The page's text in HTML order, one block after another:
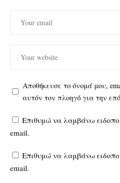
Αποθήκευσε το όνομά μου,
αυτόν τον πλοηγό για την
Επιθυμώ να λαμβάνω
email.
Επιθυμώ να λαμβάνω
email.